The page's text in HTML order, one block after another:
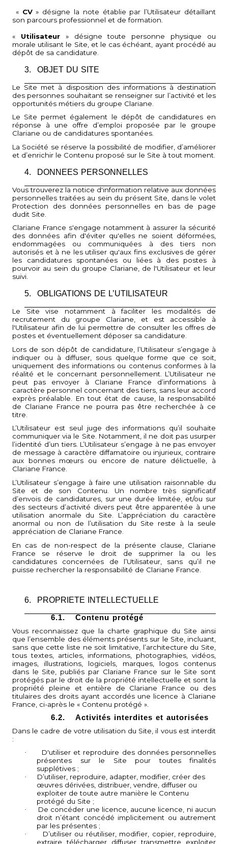
« CV» désigne la note établie par l’Utilisateur détaillant
son parcours professionnel et de formation.
« Utilisateur» désigne toute personne physique ou
morale utilisant le Site, et le cas échéant, ayant procédé au
dépôt de sa candidature.
3. OBJET DU SITE
Le Site met à disposition des informations à destination
des personnes souhaitant se renseigner sur l’activité et les
opportunités métiers du groupe Clariane.
Le Site permet également le dépôt de candidatures en
réponse à une offre d’emploi proposée par le groupe
Clariane ou de candidatures spontanées.
La Société se réserve la possibilité de modifier, d’améliorer
et d’enrichir le Contenu proposé sur le Site à tout moment.
4. DONNEES PERSONNELLES
Vous trouverez la notice d'information relative aux données
personnelles traitées au sein du présent Site, dans le volet
Protection des données personnelles en bas de page
dudit Site.
Clariane France s'engage notamment à assurer la sécurité
des données afin d'éviter qu'elles ne soient déformées,
endommagées ou communiquées à des tiers non
autorisés et à ne les utiliser qu'aux fins exclusives de gérer
les candidatures spontanées ou liées à des postes à
pourvoir au sein du groupe Clariane, de l'Utilisateur et leur
suivi.
5. OBLIGATIONS DE L’UTILISATEUR
Le Site vise notamment à faciliter les modalités de
recrutement du groupe Clariane, et est accessible à
l'Utilisateur afin de lui permettre de consulter les offres de
postes et éventuellement déposer sa candidature.
Lors de son dépôt de candidature, l’Utilisateur s’engage à
indiquer ou à diffuser, sous quelque forme que ce soit,
uniquement des informations ou contenus conformes à la
réalité et le concernant personnellement. L’Utilisateur ne
peut pas envoyer à Clariane France d’informations à
caractère personnel concernant des tiers, sans leur accord
exprès préalable. En tout état de cause, la responsabilité
de Clariane France ne pourra pas être recherchée à ce
titre.
L’Utilisateur est seul juge des informations qu’il souhaite
communiquer via le Site. Notamment, il ne doit pas usurper
l’identité d’un tiers. L’Utilisateur s’engage à ne pas envoyer
de message à caractère diffamatoire ou injurieux, contraire
aux bonnes mœurs ou encore de nature délictuelle, à
Clariane France.
L’Utilisateur s’engage à faire une utilisation raisonnable du
Site et de son Contenu. Un nombre très significatif
d’envois de candidatures, sur une durée limitée, et/ou sur
des secteurs d’activité divers peut être apparentée à une
utilisation anormale du Site. L’appréciation du caractère
anormal ou non de l’utilisation du Site reste à la seule
appréciation de Clariane France.
En cas de non-respect de la présente clause, Clariane
France se réserve le droit de supprimer la ou les
candidatures concernées de l’Utilisateur, sans qu’il ne
puisse rechercher la responsabilité de Clariane France.
6. PROPRIETE INTELLECTUELLE
6.1.
Contenu protégé
Vous reconnaissez que la charte graphique du Site ainsi
que l’ensemble des éléments présents sur le Site, incluant,
sans que cette liste ne soit limitative, l’architecture du Site,
tous textes, articles, informations, photographies, vidéos,
images, illustrations, logiciels, marques, logos contenus
dans le Site, publiés par Clariane France sur le Site sont
protégés par le droit de la propriété intellectuelle et sont la
propriété pleine et entière de Clariane France ou des
titulaires des droits ayant accordés une licence à Clariane
France, ci-après le « Contenu protégé ».
6.2.
Activités interdites et autorisées
Dans le cadre de votre utilisation du Site, il vous est interdit
:
·
D'utiliser et reproduire des données personnelles
présentes sur le Site pour toutes finalités
supplétives ;
·
D’utiliser, reproduire, adapter, modifier, créer des
œuvres dérivées, distribuer, vendre, diffuser ou
exploiter de toute autre manière le Contenu
protégé du Site ;
·
De concéder une licence, aucune licence, ni aucun
droit n’étant concédé implicitement ou autrement
par les présentes ;
·
D’utiliser ou réutiliser, modifier, copier, reproduire,
extraire, télécharger, diffuser, transmettre, exploiter